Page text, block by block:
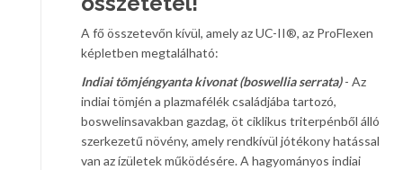
A fő összetevőn kívül, amely az UC-II®, az ProFlexen
képletben megtalálható:
Indiai tömjéngyanta kivonat (boswellia serrata)- Az
indiai tömjén a plazmafélék családjába tartozó,
boswelinsavakban gazdag, öt ciklikus triterpénből álló
szerkezetű növény, amely rendkívül jótékony hatással
van az ízületek működésére. A hagyományos indiai